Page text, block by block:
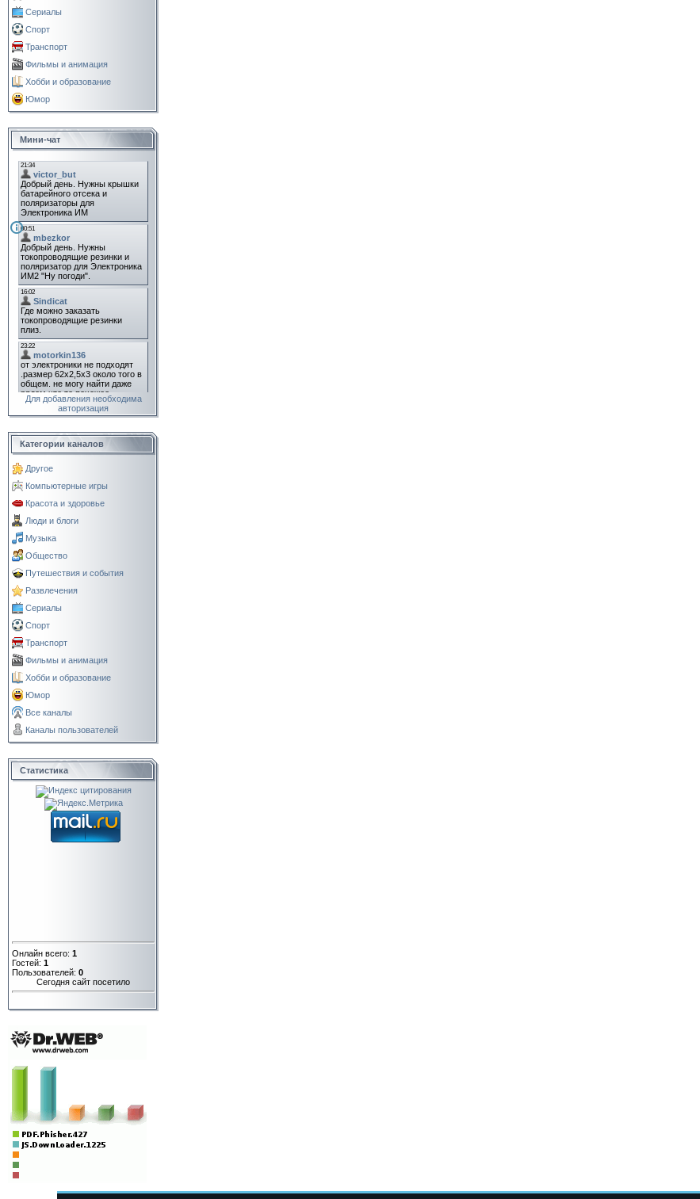
Сериалы
Спорт
Транспорт
Фильмы и анимация
Хобби и образование
Юмор
Мини-чат
Для добавления необходима
авторизация
Категории каналов
Другое
Компьютерные игры
Красота и здоровье
Люди и блоги
Музыка
Общество
Путешествия и события
Развлечения
Сериалы
Спорт
Транспорт
Фильмы и анимация
Хобби и образование
Юмор
Все каналы
Каналы пользователей
Статистика
Онлайн всего: 1
Гостей: 1
Пользователей: 0
Сегодня сайт посетило